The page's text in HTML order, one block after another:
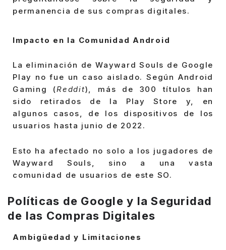
permanencia de sus compras digitales.
Impacto en la Comunidad Android
La eliminación de Wayward Souls de Google
Play no fue un caso aislado. Según Android
Gaming (Reddit), más de 300 títulos han
sido retirados de la Play Store y, en
algunos casos, de los dispositivos de los
usuarios hasta junio de 2022.
Esto ha afectado no solo a los jugadores de
Wayward Souls, sino a una vasta
comunidad de usuarios de este SO.
Políticas de Google y la Seguridad
de las Compras Digitales
Ambigüedad y Limitaciones